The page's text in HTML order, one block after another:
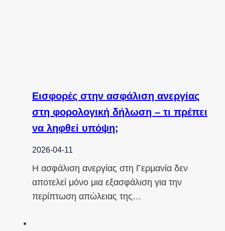
Εισφορές στην ασφάλιση ανεργίας
στη φορολογική δήλωση – τι πρέπει
να ληφθεί υπόψη;
2026-04-11
Η ασφάλιση ανεργίας στη Γερμανία δεν
αποτελεί μόνο μια εξασφάλιση για την
περίπτωση απώλειας της…